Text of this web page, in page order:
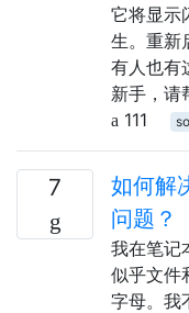
它将显示
生。重新
有人也有
新手，请
111
7
如何解
问题？
我在笔记
似乎文件
字母。我